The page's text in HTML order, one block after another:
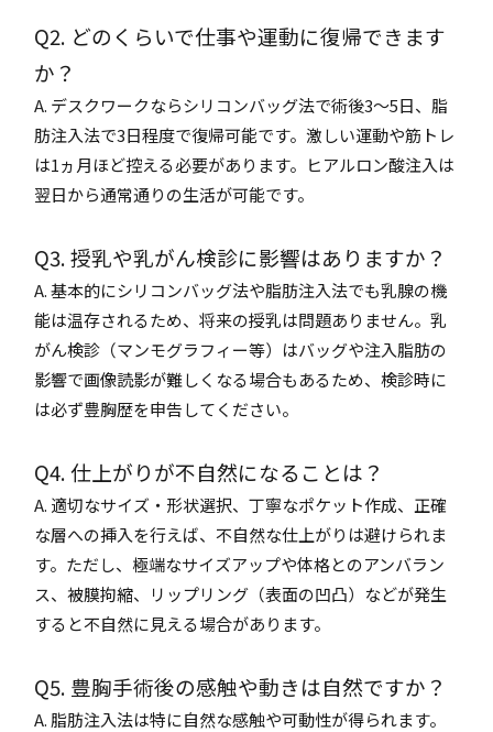
Q2. どのくらいで仕事や運動に復帰できます
か？
A. デスクワークならシリコンバッグ法で術後3～5日、脂
肪注入法で3日程度で復帰可能です。激しい運動や筋トレ
は1ヵ月ほど控える必要があります。ヒアルロン酸注入は
翌日から通常通りの生活が可能です。
Q3. 授乳や乳がん検診に影響はありますか？
A. 基本的にシリコンバッグ法や脂肪注入法でも乳腺の機
能は温存されるため、将来の授乳は問題ありません。乳
がん検診（マンモグラフィー等）はバッグや注入脂肪の
影響で画像読影が難しくなる場合もあるため、検診時に
は必ず豊胸歴を申告してください。
Q4. 仕上がりが不自然になることは？
A. 適切なサイズ・形状選択、丁寧なポケット作成、正確
な層への挿入を行えば、不自然な仕上がりは避けられま
す。ただし、極端なサイズアップや体格とのアンバラン
ス、被膜拘縮、リップリング（表面の凹凸）などが発生
すると不自然に見える場合があります。
Q5. 豊胸手術後の感触や動きは自然ですか？
A. 脂肪注入法は特に自然な感触や可動性が得られます。